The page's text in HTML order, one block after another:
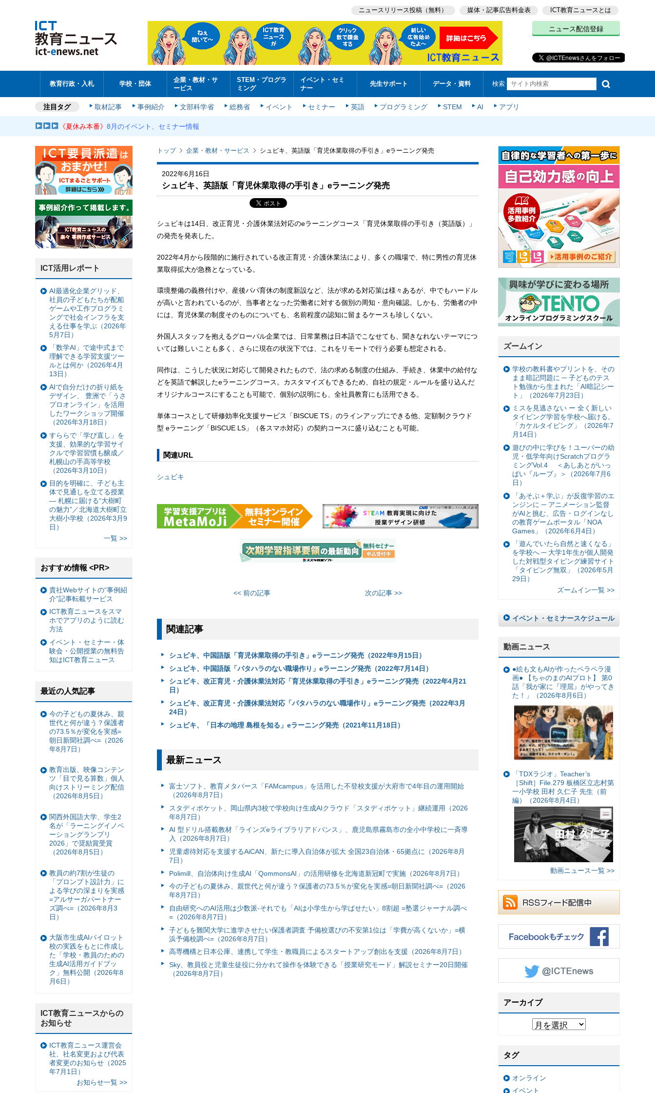
ニュースリリース投稿（無料） 媒体・記事広告料金表 ICT教育ニュースとは
ニュース配信登録
教育行政・入札 学校・団体
企業・教材・サ
ービス
STEM・プログラ
ミング
イベント・セミ
ナー
先生サポート データ・資料 検索
注目タグ 取材記事 事例紹介 文部科学省 総務省 イベント セミナー 英語 プログラミング STEM AI アプリ
《夏休み本番》8月のイベント、セミナー情報
トップ 企業・教材・サービス シュビキ、英語版「育児休業取得の手引き」eラーニング発売
2022年6月16日
シュビキ、英語版「育児休業取得の手引き」eラーニング発売
シュビキは14日、改正育児・介護休業法対応のeラーニングコース「育児休業取得の手引き（英語版）」
の発売を発表した。
2022年4月から段階的に施行されている改正育児・介護休業法により、多くの職場で、特に男性の育児休
業取得拡大が急務となっている。
環境整備の義務付けや、産後パパ育休の制度新設など、法が求める対応策は様々あるが、中でもハードル
が高いと言われているのが、当事者となった労働者に対する個別の周知・意向確認。しかも、労働者の中
には、育児休業の制度そのものについても、名前程度の認知に留まるケースも珍しくない。
外国人スタッフを抱えるグローバル企業では、日常業務は日本語でこなせても、聞きなれないテーマにつ
いては難しいことも多く、さらに現在の状況下では、これをリモートで行う必要も想定される。
同作は、こうした状況に対応して開発されたもので、法の求める制度の仕組み、手続き、休業中の給付な
どを英語で解説したeラーニングコース。カスタマイズもできるため、自社の規定・ルールを盛り込んだ
オリジナルコースにすることも可能で、個別の説明にも、全社員教育にも活用できる。
単体コースとして研修効率化支援サービス「BISCUE TS」のラインアップにできる他、定額制クラウド
型 eラーニング「BISCUE LS」（各スマホ対応）の契約コースに盛り込むことも可能。
関連URL
シュビキ
<< 前の記事 次の記事 >>
関連記事
シュビキ、中国語版「育児休業取得の手引き」eラーニング発売（2022年9月15日）
シュビキ、中国語版「パタハラのない職場作り」eラーニング発売（2022年7月14日）
シュビキ、改正育児・介護休業法対応「育児休業取得の手引き」eラーニング発売（2022年4月21
日）
シュビキ、改正育児・介護休業法対応「パタハラのない職場作り」eラーニング発売（2022年3月
24日）
シュビキ、「日本の地理 島根を知る」eラーニング発売（2021年11月18日）
最新ニュース
富⼠ソフト、教育メタバース「FAMcampus」を活用した不登校支援が大府市で4年目の運用開始
（2026年8月7日）
スタディポケット、岡山県内3校で学校向け生成AIクラウド「スタディポケット」継続運用（2026
年8月7日）
AI 型ドリル搭載教材「ラインズeライブラリアドバンス」、鹿児島県霧島市の全小中学校に一斉導
入（2026年8月7日）
児童虐待対応を支援するAiCAN、新たに導入自治体が拡大 全国23自治体・65拠点に（2026年8月
7日）
Polimill、自治体向け生成AI「QommonsAI」の活用研修を北海道新冠町で実施（2026年8月7日）
今の子どもの夏休み、親世代と何が違う？保護者の73.5％が変化を実感=朝日新聞社調べ=（2026
年8月7日）
自由研究へのAI活用は少数派-それでも「AIは小学生から学ばせたい」8割超 =塾選ジャーナル調べ
=（2026年8月7日）
子どもを難関大学に進学させたい保護者調査 予備校選びの不安第1位は「学費が高くないか」=横
浜予備校調べ=（2026年8月7日）
高専機構と日本公庫、連携して学生・教職員によるスタートアップ創出を支援（2026年8月7日）
Sky、教員役と児童生徒役に分かれて操作を体験できる「授業研究モード」解説セミナー20日開催
（2026年8月7日）
ズームイン
学校の教科書やプリントを、その
まま暗記問題に ─ 子どものテス
ト勉強から生まれた「AI暗記シー
ト」（2026年7月23日）
ミスを見逃さない ー 全く新しい
タイピング学習を学校へ届ける。
「カケルタイピング」（2026年7
月14日）
遊びの中に学びを！ユーバーの幼
児・低学年向けScratchプログラ
ミングVol.4 ＜あしあとがいっ
ぱい『ループ』＞（2026年7月6
日）
「あそぶ＋学ぶ」が反復学習のエ
ンジンに ─ アニメーション監督
がAIと挑む、広告・ログインなし
の教育ゲームポータル「NOA
Games」（2026年6月4日）
「遊んでいたら自然と速くなる」
を学校へ ─ 大学1年生が個人開発
した対戦型タイピング練習サイト
「タイピング無双」（2026年5月
29日）
ズームイン一覧 >>
イベント・セミナースケジュール
動画ニュース
●絵も文もAIが作ったペラペラ漫
画● 【ちゃのまのAIプロト】 第0
話「我が家に『理屈』がやってき
た！」（2026年8月6日）
「TDXラジオ」Teacher’s
［Shift］File.279 板橋区立志村第
一小学校 田村 久仁子 先生（前
編）（2026年8月4日）
動画ニュース一覧 >>
アーカイブ
タグ
オンライン
イベント
ICT活用レポート
AI最適化企業グリッド、
社員の子どもたちが配船
ゲームや工作プログラミ
ングで社会インフラを支
える仕事を学ぶ（2026年
5月7日）
「数学AI」で途中式まで
理解できる学習支援ツー
ルとは何か（2026年4月
13日）
AIで自分だけの折り紙を
デザイン、 豊洲で「うさ
プロオンライン」を活用
したワークショップ開催
（2026年3月18日）
すららで「学び直し」を
支援、効果的な学習サイ
クルで学習習慣も醸成／
札幌山の手高等学校
（2026年3月10日）
目的を明確に、子ども主
体で見通しを立てる授業
— 札幌に届ける“大樹町
の魅力”／北海道大樹町立
大樹小学校（2026年3月9
日）
一覧 >>
おすすめ情報 <PR>
貴社Webサイトの“事例紹
介”記事転載サービス
ICT教育ニュースをスマ
ホでアプリのように読む
方法
イベント・セミナー・体
験会・公開授業の無料告
知はICT教育ニュース
最近の人気記事
今の子どもの夏休み、親
世代と何が違う？保護者
の73.5％が変化を実感=
朝日新聞社調べ=（2026
年8月7日）
教育出版、映像コンテン
ツ「目で見る算数」個人
向けストリーミング配信
（2026年8月5日）
関西外国語大学、学生2
名が「ラーニングイノベ
ーショングランプリ
2026」で奨励賞受賞
（2026年8月5日）
教員の約7割が生徒の
「プロンプト設計力」に
よる学びの深まりを実感
=アルサーガパートナー
ズ調べ=（2026年8月3
日）
大阪市生成AIパイロット
校の実践をもとに作成し
た「学校・教員のための
生成AI活用ガイドブッ
ク」無料公開（2026年8
月6日）
ICT教育ニュースからの
お知らせ
ICT教育ニュース運営会
社、社名変更および代表
者変更のお知らせ（2025
年7月1日）
お知らせ一覧 >>